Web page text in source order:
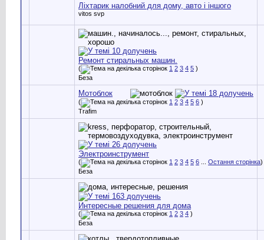
Ліхтарик налобний для дому, авто і іншого
vitos svp
Ремонт стиральных машин.
( 1 2 3 4 5 )
Беза
Мотоблок
( 1 2 3 4 5 6 )
Trafim
Электроинструмент
( 1 2 3 4 5 6 Остання сторінка)
Беза
Интересные решения для дома
( 1 2 3 4 )
Беза